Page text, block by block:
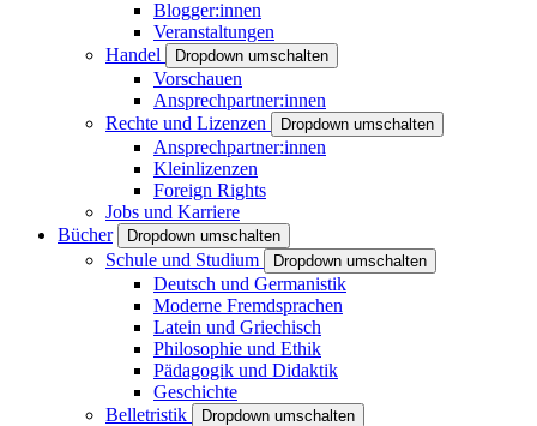
Blogger:innen
Veranstaltungen
Handel
Dropdown umschalten
Vorschauen
Ansprechpartner:innen
Rechte und Lizenzen
Dropdown umschalten
Ansprechpartner:innen
Kleinlizenzen
Foreign Rights
Jobs und Karriere
Bücher
Dropdown umschalten
Schule und Studium Dropdown umschalten
Deutsch und Germanistik
Moderne Fremdsprachen
Latein und Griechisch
Philosophie und Ethik
Pädagogik und Didaktik
Geschichte
Belletristik
Dropdown umschalten